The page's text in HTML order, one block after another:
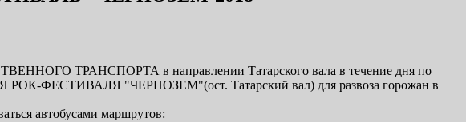
ТРАНСПОРТА в направлении Татарского вала в течение дня по
ФЕСТИВАЛЯ "ЧЕРНОЗЕМ"(ост. Татарский вал) для развоза горожан в
автобусами маршрутов: